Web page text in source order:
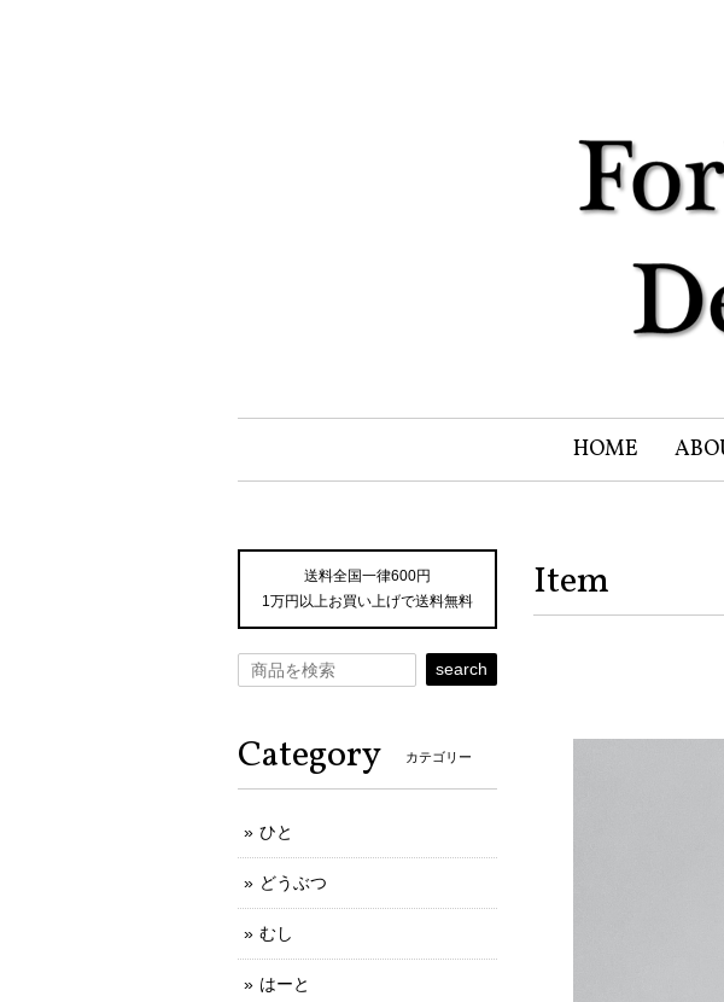
HOME
Item
送料全国一律600円
1万円以上お買い上げで送料無料
search
Category カテゴリー
ひと
どうぶつ
むし
はーと